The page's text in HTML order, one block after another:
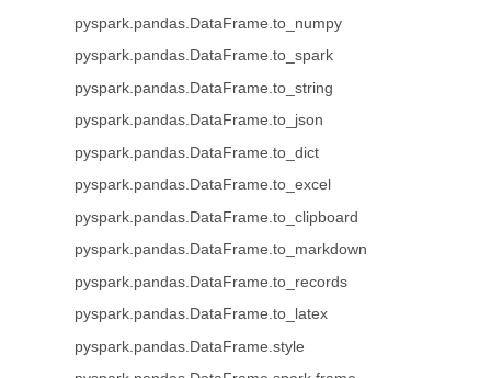
pyspark.pandas.DataFrame.to_numpy
pyspark.pandas.DataFrame.to_spark
pyspark.pandas.DataFrame.to_string
pyspark.pandas.DataFrame.to_json
pyspark.pandas.DataFrame.to_dict
pyspark.pandas.DataFrame.to_excel
pyspark.pandas.DataFrame.to_clipboard
pyspark.pandas.DataFrame.to_markdown
pyspark.pandas.DataFrame.to_records
pyspark.pandas.DataFrame.to_latex
pyspark.pandas.DataFrame.style